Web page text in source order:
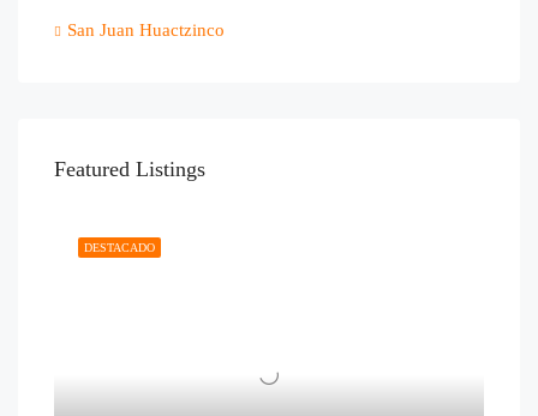
San Juan Huactzinco
Featured Listings
DESTACADO